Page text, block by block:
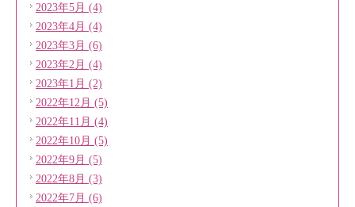
2023年5月 (4)
2023年4月 (4)
2023年3月 (6)
2023年2月 (4)
2023年1月 (2)
2022年12月 (5)
2022年11月 (4)
2022年10月 (5)
2022年9月 (5)
2022年8月 (3)
2022年7月 (6)